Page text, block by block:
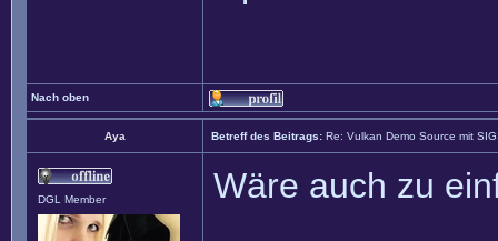
Nach oben
Aya Betreff des Beitrags: Re: Vulkan Demo Source mit
DGL Member Wäre auch zu